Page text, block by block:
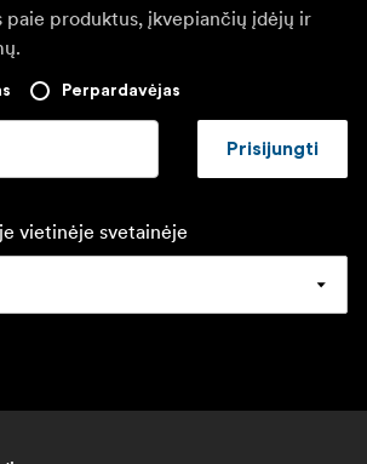
paie produktus, įkvepiančių įdėjų ir
Perpardavėjas
Prisijungti
vietinėje svetainėje